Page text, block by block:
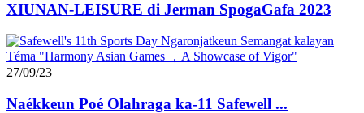
XIUNAN-LEISURE di Jerman SpogaGafa 2023
27/09/23
Naékkeun Poé Olahraga ka-11 Safewell ...